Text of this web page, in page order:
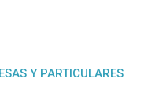
Y PARTICULARES